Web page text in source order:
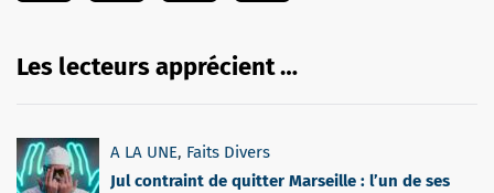
Les lecteurs apprécient …
A LA UNE, Faits Divers
Jul contraint de quitter Marseille : l’un de ses